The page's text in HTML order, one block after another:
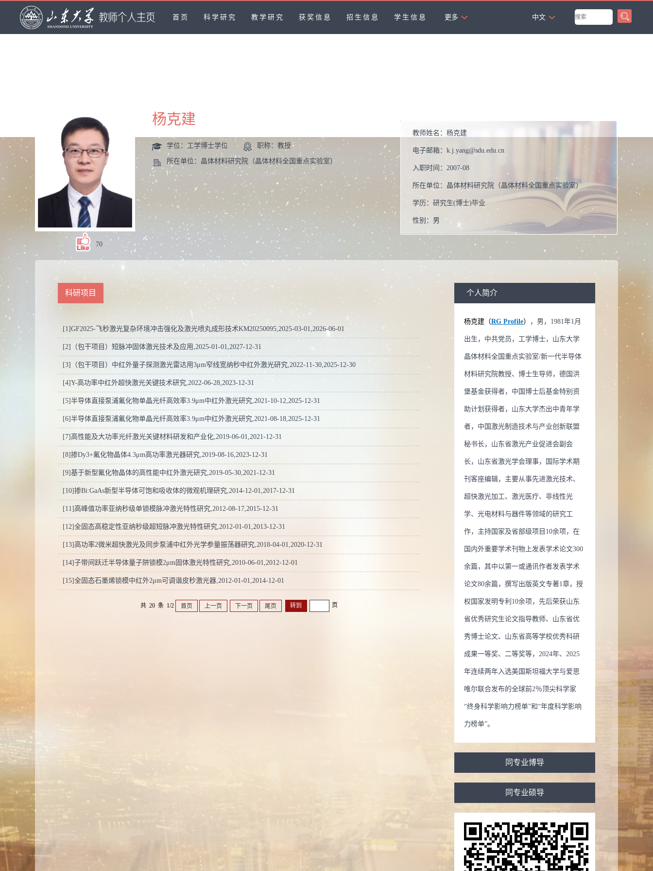
首页 科学研究 教学研究 获奖信息 招生信息 学生信息 更多
中文
70
杨克建
学位：工学博士学位 职称：教授
所在单位：晶体材料研究院（晶体材料全国重点实验室）
教师姓名： 杨克建
电子邮箱： k.j.yang@sdu.edu.cn
入职时间： 2007-08
所在单位： 晶体材料研究院（晶体材料全国重点实验室）
学历： 研究生(博士)毕业
性别： 男
学位：
职称： 教授
毕业院校： 山东大学
生物医学工程,凝聚态物理,光学工程学科,材料物理与化学
生物医学工程
曾获荣誉： 2020 曾获荣誉当选： 山东省优秀研究生论文指导教师
2020 曾获荣誉当选： 山东大学优秀硕士学位论文指导奖
获荣誉当选： 2010年山东高等学校优秀科研成果二等奖
荣誉当选： 2009年山东高等学校优秀科研成果二等奖
誉当选： 山东省优秀博士学位论文 2008 曾获荣誉当选： 山东大
学优秀博士学位论文 2008 曾获荣誉当选： 德国洪堡基金
获荣誉当选： 2008年山东高等学校优秀科研成果一等奖 2007 曾获
荣誉当选： 2007年山东高等学校优秀科研成果二等奖 2006 曾获荣
誉当选： 2006年山东高等学校优秀科研成果二等奖
科研项目
[1]GF2025-飞秒激光复杂环境冲击强化及激光喷丸成形技术KM20250095,2025-03-01,2026-06-01
[2]（包干项目）短脉冲固体激光技术及应用,2025-01-01,2027-12-31
[3]（包干项目）中红外量子探测激光雷达用3μm窄线宽纳秒中红外激光研究,2022-11-30,2025-12-30
[4]Y-高功率中红外超快激光关键技术研究,2022-06-28,2023-12-31
[5]半导体直接泵浦氟化物单晶光纤高效率3.9μm中红外激光研究,2021-10-12,2025-12-31
[6]半导体直接泵浦氟化物单晶光纤高效率3.9μm中红外激光研究,2021-08-18,2025-12-31
[7]高性能及大功率光纤激光关键材料研发和产业化,2019-06-01,2021-12-31
[8]掺Dy3+氟化物晶体4.3μm高功率激光器研究,2019-08-16,2023-12-31
[9]基于新型氟化物晶体的高性能中红外激光研究,2019-05-30,2021-12-31
[10]掺Bi:GaAs新型半导体可饱和吸收体的微观机理研究,2014-12-01,2017-12-31
[11]高峰值功率亚纳秒级单锁模脉冲激光特性研究,2012-08-17,2015-12-31
[12]全固态高稳定性亚纳秒级超短脉冲激光特性研究,2012-01-01,2013-12-31
[13]高功率2微米超快激光及同步泵浦中红外光学参量振荡器研究,2018-04-01,2020-12-31
[14]子带间跃迁半导体量子阱锁模2μm固体激光特性研究,2010-06-01,2012-12-01
[15]全固态石墨烯锁模中红外2μm可调谐皮秒激光器,2012-01-01,2014-12-01
共 20 条 1/2 首页 上一页 下一页 尾页 页
个人简介
杨克建（RG Profile） ，男，1981年1月
出生，中共党员，工学博士，山东大学
晶体材料全国重点实验室/新一代半导体
材料研究院教授、博士生导师，德国洪
堡基金获得者，中国博士后基金特别资
助计划获得者，山东大学杰出中青年学
者，中国激光制造技术与产业创新联盟
秘书长，山东省激光产业促进会副会
长，山东省激光学会理事，国际学术期
刊客座编辑，主要从事先进激光技术、
超快激光加工、激光医疗、非线性光
学、光电材料与器件等领域的研究工
作，主持国家及省部级项目10余项，在
国内外重要学术刊物上发表学术论文300
余篇，其中以第一或通讯作者发表学术
论文80余篇，撰写出版英文专著1章，授
权国家发明专利10余项，先后荣获山东
省优秀研究生论文指导教师、山东省优
秀博士论文、山东省高等学校优秀科研
成果一等奖、二等奖等，2024年、2025
年连续两年入选美国斯坦福大学与爱思
唯尔联合发布的全球前2％顶尖科学家
“终身科学影响力榜单”和“年度科学影响
力榜单”。
同专业博导
同专业硕导